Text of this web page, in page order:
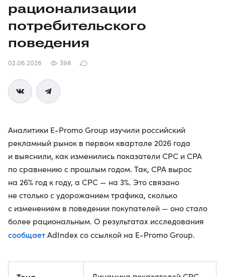
рационализации
потребительского
поведения
02.06.2026 398
Аналитики E-Promo Group изучили российский
рекламный рынок в первом квартале 2026 года
и выяснили, как изменились показатели CPC и CPA
по сравнению с прошлым годом. Так, CPA вырос
на 26% год к году, а CPC — на 3%. Это связано
не столько с удорожанием трафика, сколько
с изменением в поведении покупателей — оно стало
более рациональным. О результатах исследования
сообщаетAdIndex со ссылкой на E-Promo Group.